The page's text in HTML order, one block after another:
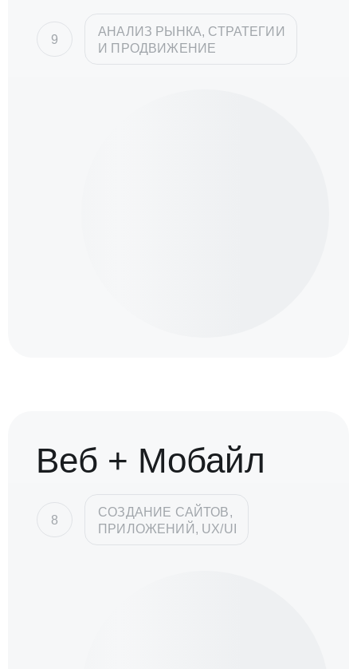
9
АНАЛИЗ РЫНКА, СТРАТЕГИИ
И ПРОДВИЖЕНИЕ
Веб + Мобайл
8
СОЗДАНИЕ САЙТОВ,
ПРИЛОЖЕНИЙ, UX/UI